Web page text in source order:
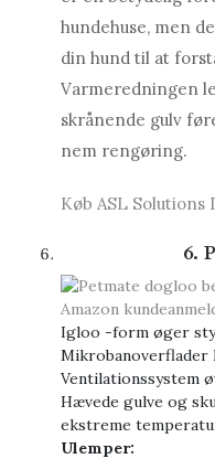
hundehuse, men
din hund til at
Varmeredningen
skrånende gulv
nem rengøring.
Køb ASL Solutions
6.
Amazon
Igloo -form øger
Mikrobanoverflader
Ventilationssystem
Hævede gulve og
ekstreme
Ulemper: